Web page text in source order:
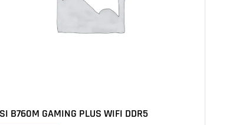
B760M GAMING PLUS WIFI DDR5